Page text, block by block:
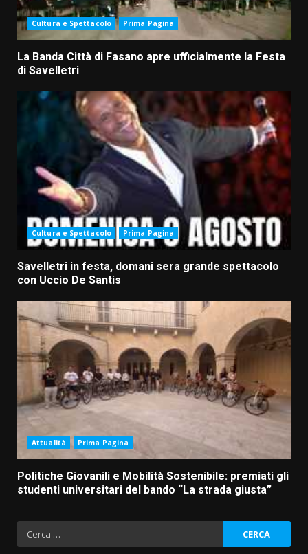
Cultura e Spettacolo Prima Pagina
La Banda Città di Fasano apre ufficialmente la Festa
di Savelletri
Cultura e Spettacolo Prima Pagina
Savelletri in festa, domani sera grande spettacolo
con Uccio De Santis
Attualità Prima Pagina
Politiche Giovanili e Mobilità Sostenibile: premiati gli
studenti universitari del bando “La strada giusta”
Ricerca
per: